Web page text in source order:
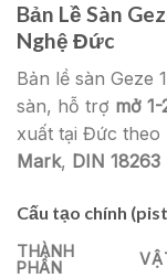
Bản Lề Sàn
Nghệ Đức
Bản lề sàn Geze
sàn, hỗ trợ mở
xuất tại Đức theo
Mark, DIN 18263
Cấu tạo chính
THÀNH
PHẦN